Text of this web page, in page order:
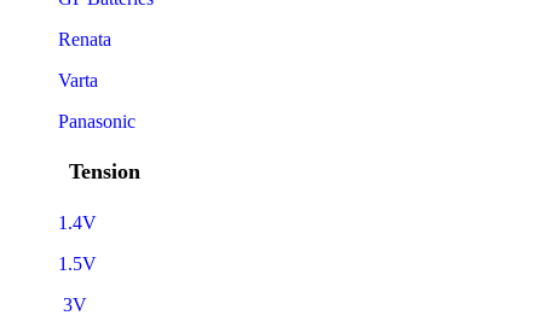
Renata
Varta
Panasonic
Tension
1.4V
1.5V
3V